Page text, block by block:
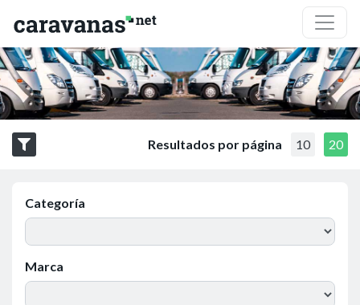
Resultados por página 10 20
Categoría
Marca